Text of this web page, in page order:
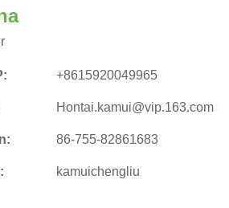
+8615920049965
Hontai.kamui@vip.163.com
86-755-82861683
kamuichengliu